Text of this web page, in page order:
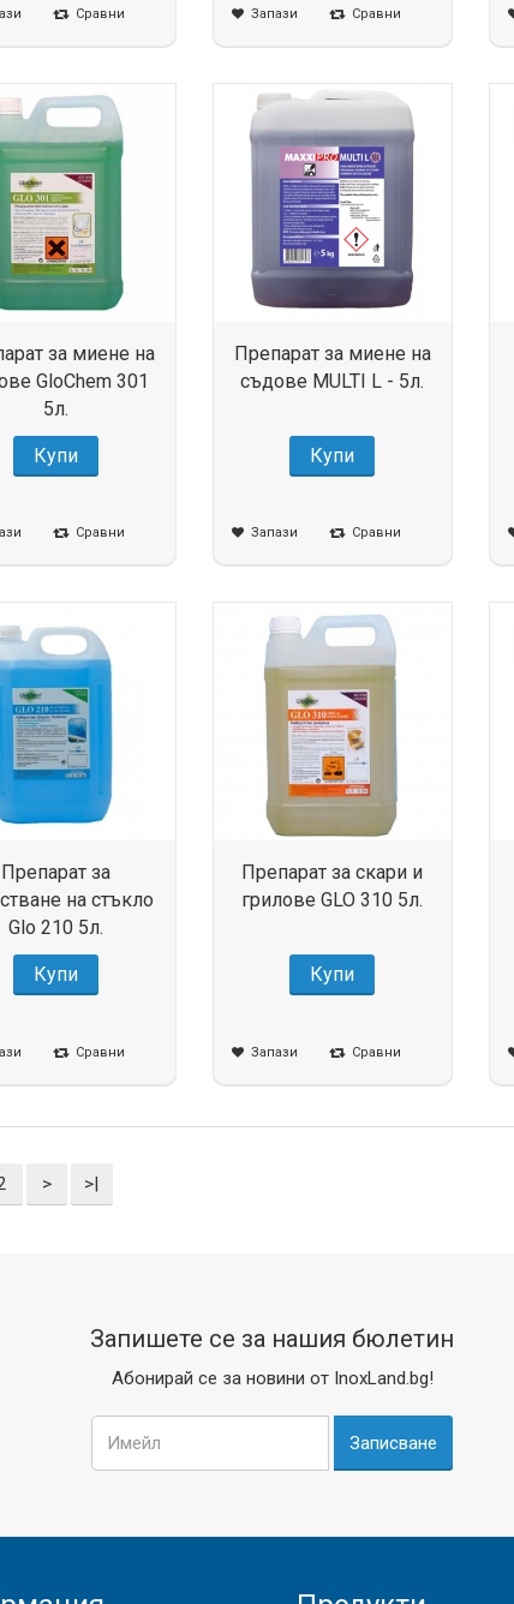
Сравни Запази Сравни
за миене на
GloChem 301
5л.
Купи
Сравни
Препарат за миене на
съдове MULTI L - 5л.
Купи
Запази Сравни
Препарат за
на стъкло
Glo 210 5л.
Купи
Сравни
Препарат за скари и
грилове GLO 310 5л.
Купи
Запази Сравни
> >|
Запишете се за нашия бюлетин
Абонирай се за новини от InoxLand.bg!
Записване